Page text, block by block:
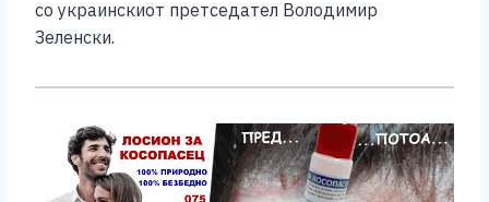
со украинскиот претседател Володимир
Зеленски.